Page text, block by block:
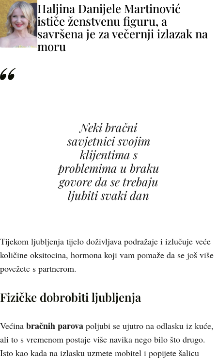
Haljina Danijele Martinović
ističe ženstvenu figuru, a
savršena je za večernji izlazak na
moru
Neki bračni
savjetnici svojim
klijentima s
problemima u braku
govore da se trebaju
ljubiti svaki dan
Tijekom ljubljenja tijelo doživljava podražaje i izlučuje veće
količine oksitocina, hormona koji vam pomaže da se još više
povežete s partnerom.
Fizičke dobrobiti ljubljenja
Većina bračnih parova poljubi se ujutro na odlasku iz kuće,
ali to s vremenom postaje više navika nego bilo što drugo.
Isto kao kada na izlasku uzmete mobitel i popijete šalicu